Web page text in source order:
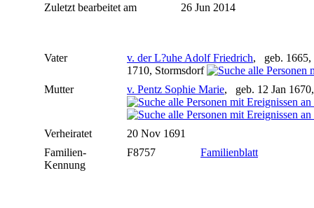
Zuletzt bearbeitet am
26 Jun 2014
Vater v. der L?uhe Adolf Friedrich, geb. 1665,
1710, Stormsdorf
Mutter
v. Pentz Sophie Marie, geb. 12 Jan
Verheiratet
20 Nov 1691
Familien-
Kennung
F8757 Familienblatt